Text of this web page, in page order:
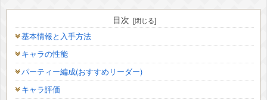
目次
基本情報と入手方法
キャラの性能
パーティー編成(おすすめリーダー)
キャラ評価